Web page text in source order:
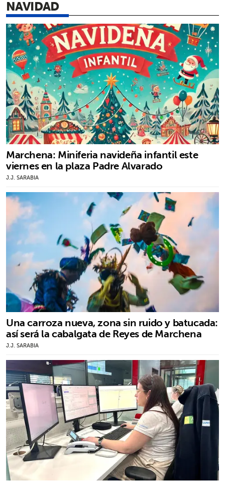
NAVIDAD
Marchena: Miniferia navideña infantil este
viernes en la plaza Padre Alvarado
J.J. SARABIA
Una carroza nueva, zona sin ruido y batucada:
así será la cabalgata de Reyes de Marchena
J.J. SARABIA